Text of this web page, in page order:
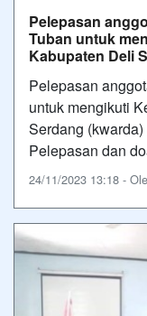
Pelepasan
Tuban untuk
Kabupaten Deli
Pelepasan
untuk mengikuti
Serdang
Pelepasan dan
24/11/2023 13:18 -